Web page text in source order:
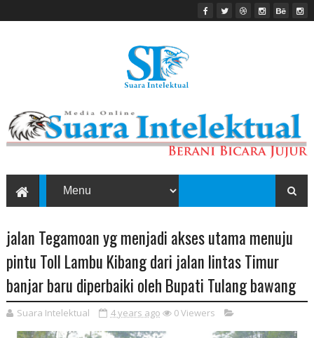
jalan Tegamoan yg menjadi akses utama menuju
pintu Toll Lambu Kibang dari jalan lintas Timur
banjar baru diperbaiki oleh Bupati Tulang bawang
Suara Intelektual 4 years ago 0Viewers